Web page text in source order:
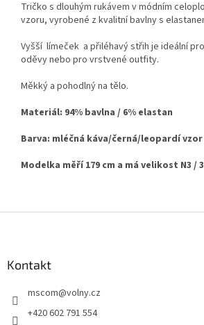
Tričko s dlouhým rukávem v módním
vzoru, vyrobené z kvalitní bavlny s
Vyšší límeček a přiléhavý střih je ideální
oděvy nebo pro vrstvené outfity.
Měkký a pohodlný na tělo.
Materiál: 94% bavlna / 6% elastan
Barva: mléčná káva/černá/leopardí vzor
Modelka měří 179 cm a má velikost N3 /
Kontakt
mscom@volny.cz
+420 602 791 554